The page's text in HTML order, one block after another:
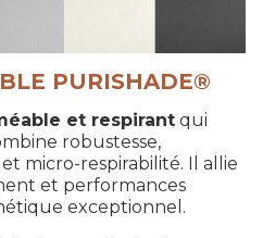
PURISHADE®
et respirant qui
robustesse,
micro-respirabilité. Il allie
et performances
exceptionnel.